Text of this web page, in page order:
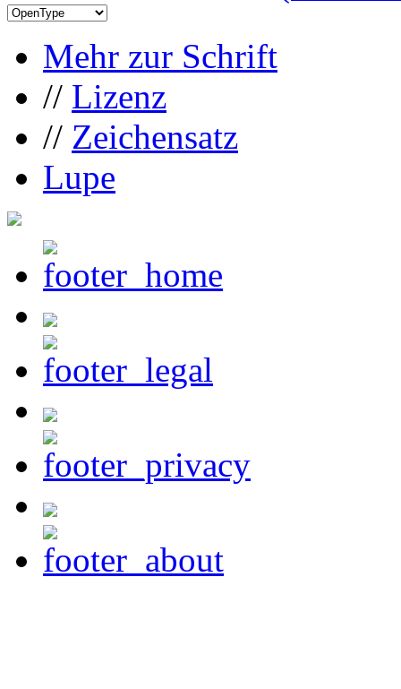
Mehr zur Schrift
// Lizenz
// Zeichensatz
Lupe